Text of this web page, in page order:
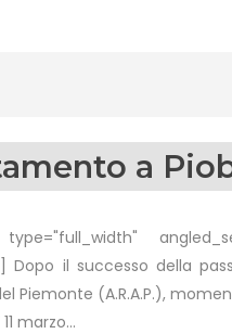
a
il successo della
Piemonte (A.R.A.P.),
marzo...